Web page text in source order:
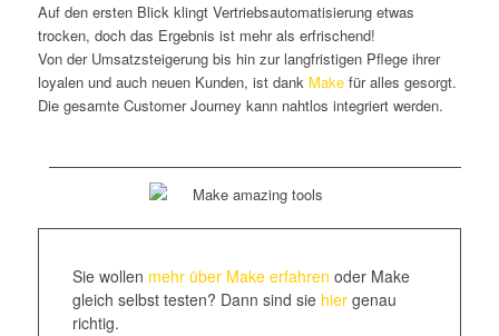
Auf den ersten Blick klingt Vertriebsautomatisierung etwas
trocken, doch das Ergebnis ist mehr als erfrischend!
Von der Umsatzsteigerung bis hin zur langfristigen Pflege ihrer
loyalen und auch neuen Kunden, ist dank Makefür alles gesorgt.
Die gesamte Customer Journey kann nahtlos integriert werden.
Sie wollen mehr über Make erfahren oder Make
gleich selbst testen? Dann sind sie hiergenau
richtig.